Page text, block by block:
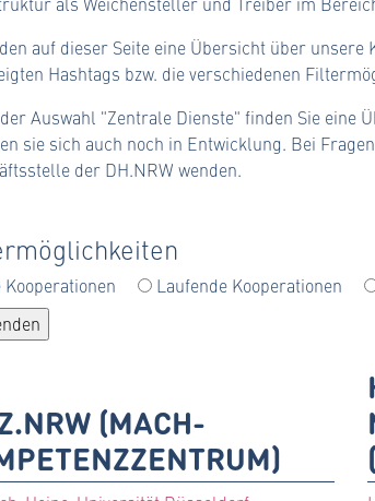
auf dieser Seite eine Übersicht über
Hashtags bzw. die verschiedenen
Auswahl "Zentrale Dienste" finden Sie eine
sie sich auch noch in Entwicklung. Bei
der DH.NRW wenden.
Laufende Kooperationen
(MACH-